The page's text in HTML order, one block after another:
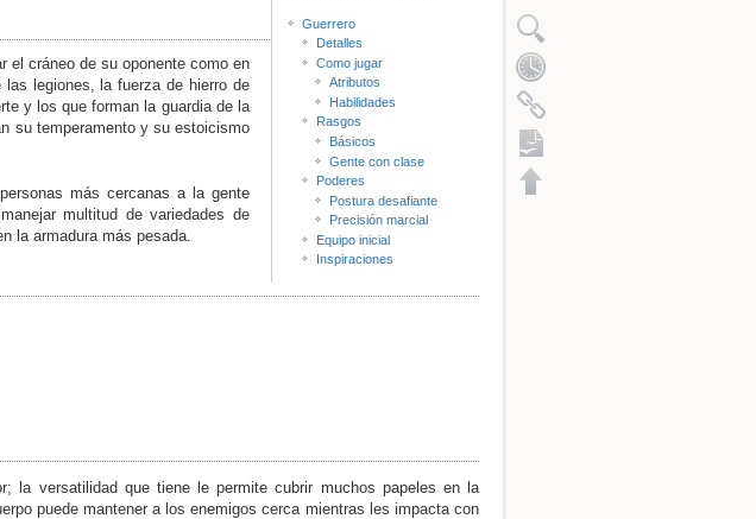
Guerrero
Detalles
Como jugar
Atributos
Habilidades
Rasgos
Básicos
Gente con clase
Poderes
Postura desafiante
Precisión marcial
Equipo inicial
Inspiraciones
el cráneo de su oponente como en
legiones, la fuerza de hierro de
y los que forman la guardia de la
su temperamento y su estoicismo
más cercanas a la gente
multitud de variedades de
la armadura más pesada.
la versatilidad que tiene le permite cubrir muchos papeles en la
puede mantener a los enemigos cerca mientras les impacta con